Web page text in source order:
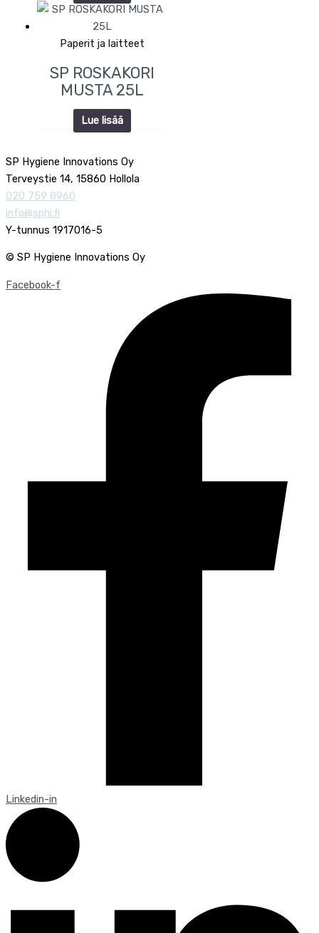
Paperit ja laitteet
SP ROSKAKORI
MUSTA 25L
Lue lisää
SP Hygiene Innovations Oy
Terveystie 14, 15860 Hollola
020 759 8960
info@sphi.fi
Y-tunnus 1917016-5
© SP Hygiene Innovations Oy
Facebook-f
Linkedin-in